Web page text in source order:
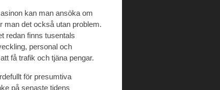
kan man ansöka om
man det också utan problem.
redan finns tusentals
personal och
få trafik och tjäna pengar.
för presumtiva
på senaste tidens